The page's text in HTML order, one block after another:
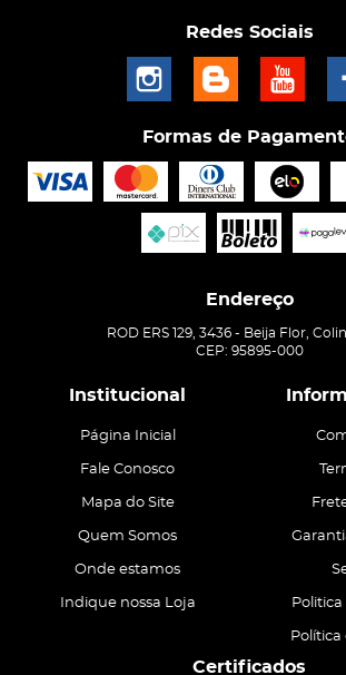
Redes Sociais
Formas de
Endereço
ROD ERS 129, 3436 - Beija Flor,
CEP: 95895-000
Institucional
Página Inicial
Fale Conosco
Mapa do Site
Quem Somos
Onde estamos
Indique nossa Loja
Certificados